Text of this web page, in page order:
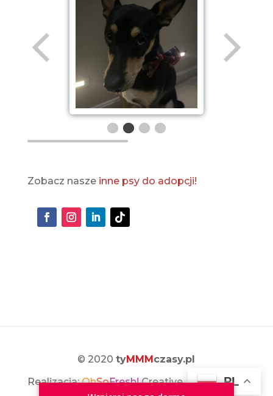
Zobacz naszeinne psy do adopcji!
© 2020tyMMMczasy.pl
Realizacja:OhSoFresh!Creative PL